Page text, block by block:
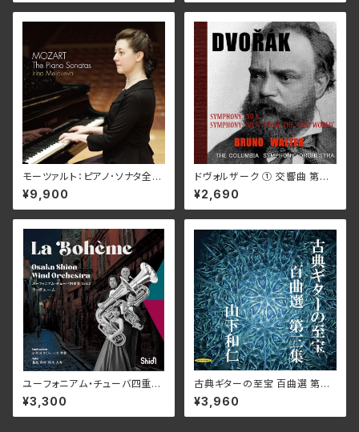
モーツァルト：ピアノ･ソナタ全
集/イリーナ・メジューエワ WK
SP-1022_28(仕様:7CD)
¥9,900
ドヴォルザーク ① 交響曲 第８
番 ト長調 作品88 ② 交響曲 第
９番 ホ短調 作品95「新世界か
ら」/ブルーノ・ワルター 指揮 コ
(仕様:LP)
¥2,690
ユーフォニアム・チューバ四重奏
vol.2 ラ・ボエーム/Osaka Shi
on Wind Orchestra ユーフォ
ニアム・チューバ四重奏 Eupho
¥3,300
古典ギターの至宝 百曲選 第三
集 山下和仁（ギター） ～夜のし
じま、星影に佇むギター。静寂を
彩る時を超える調べ/山下和
¥3,960